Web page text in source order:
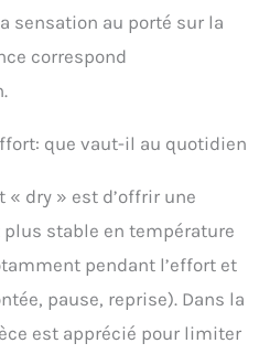
sensation au porté sur la
correspond
que vaut-il au quotidien
« dry » est d’offrir une
stable en température
pendant l’effort et
pause, reprise). Dans la
est apprécié pour limiter